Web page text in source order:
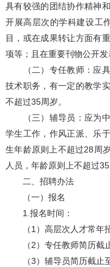
具有较强的团结协作精神
开展高层次的学科建设工
目，或在成果转让方面有
项等；且在重要刊物公开发
（二）专任教师：应具
技术职务，有一定的教学
不超过35周岁。
（三）辅导员：应为中
学生工作，作风正派、乐
生年龄原则上不超过28周
人员，年龄原则上不超过35
二、招聘办法
（一）报名
1.报名时间：
（1）高层次人才常年招
（2）专任教师简历截止
（3）辅导员简历截止至